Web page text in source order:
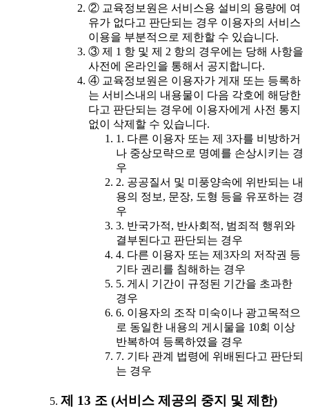
② 교육정보원은 서비스용 설비의 용량에 여
유가 없다고 판단되는 경우 이용자의 서비스
이용을 부분적으로 제한할 수 있습니다.
③ 제 1 항 및 제 2 항의 경우에는 당해 사항을
사전에 온라인을 통해서 공지합니다.
④ 교육정보원은 이용자가 게재 또는 등록하
는 서비스내의 내용물이 다음 각호에 해당한
다고 판단되는 경우에 이용자에게 사전 통지
없이 삭제할 수 있습니다.
1. 다른 이용자 또는 제 3자를 비방하거
나 중상모략으로 명예를 손상시키는 경
우
2. 공공질서 및 미풍양속에 위반되는 내
용의 정보, 문장, 도형 등을 유포하는 경
우
3. 반국가적, 반사회적, 범죄적 행위와
결부된다고 판단되는 경우
4. 다른 이용자 또는 제3자의 저작권 등
기타 권리를 침해하는 경우
5. 게시 기간이 규정된 기간을 초과한
경우
6. 이용자의 조작 미숙이나 광고목적으
로 동일한 내용의 게시물을 10회 이상
반복하여 등록하였을 경우
7. 기타 관계 법령에 위배된다고 판단되
는 경우
제 13 조 (서비스 제공의 중지 및 제한)